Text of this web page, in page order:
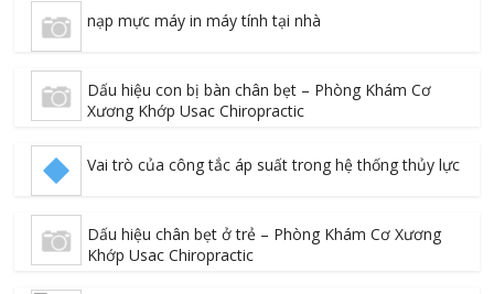
nạp mực máy in máy tính tại nhà
Dấu hiệu con bị bàn chân bẹt – Phòng Khám Cơ
Xương Khớp Usac Chiropractic
Vai trò của công tắc áp suất trong hệ thống thủy lực
Dấu hiệu chân bẹt ở trẻ – Phòng Khám Cơ Xương
Khớp Usac Chiropractic